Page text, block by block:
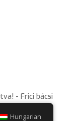
- Frici bácsi
Hungarian